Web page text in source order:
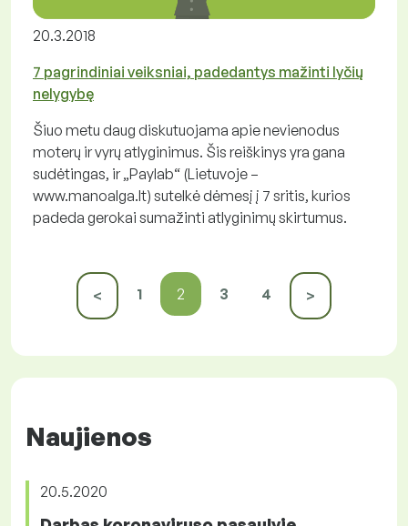
20.3.2018
7 pagrindiniai veiksniai, padedantys mažinti lyčių
nelygybę
Šiuo metu daug diskutuojama apie nevienodus
moterų ir vyrų atlyginimus. Šis reiškinys yra gana
sudėtingas, ir „Paylab“ (Lietuvoje –
www.manoalga.lt) sutelkė dėmesį į 7 sritis, kurios
padeda gerokai sumažinti atlyginimų skirtumus.
< 1 2 3 4 >
Naujienos
20.5.2020